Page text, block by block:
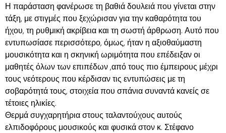
Η παράσταση φανέρωσε τη βαθιά δουλειά που γίνεται στην
τάξη, με στιγμές που ξεχώρισαν για την καθαρότητα του
ήχου, τη ρυθμική ακρίβεια και τη σωστή άρθρωση. Αυτό που
εντυπωσίασε περισσότερο, όμως, ήταν η αξιοθαύμαστη
μουσικότητα και η σκηνική ωριμότητα που επέδειξαν οι
μαθητές όλων των επιπέδων ,από τους πιο έμπειρους μέχρι
τους νεότερους που κέρδισαν τις εντυπώσεις με τη
σοβαρότητά τους, στοιχεία που σπάνια συναντά κανείς σε
τέτοιες ηλικίες.
Θερμά συγχαρητήρια στους ταλαντούχους αυτούς
ελπιδοφόρους μουσικούς και φυσικά στον κ. Στέφανο